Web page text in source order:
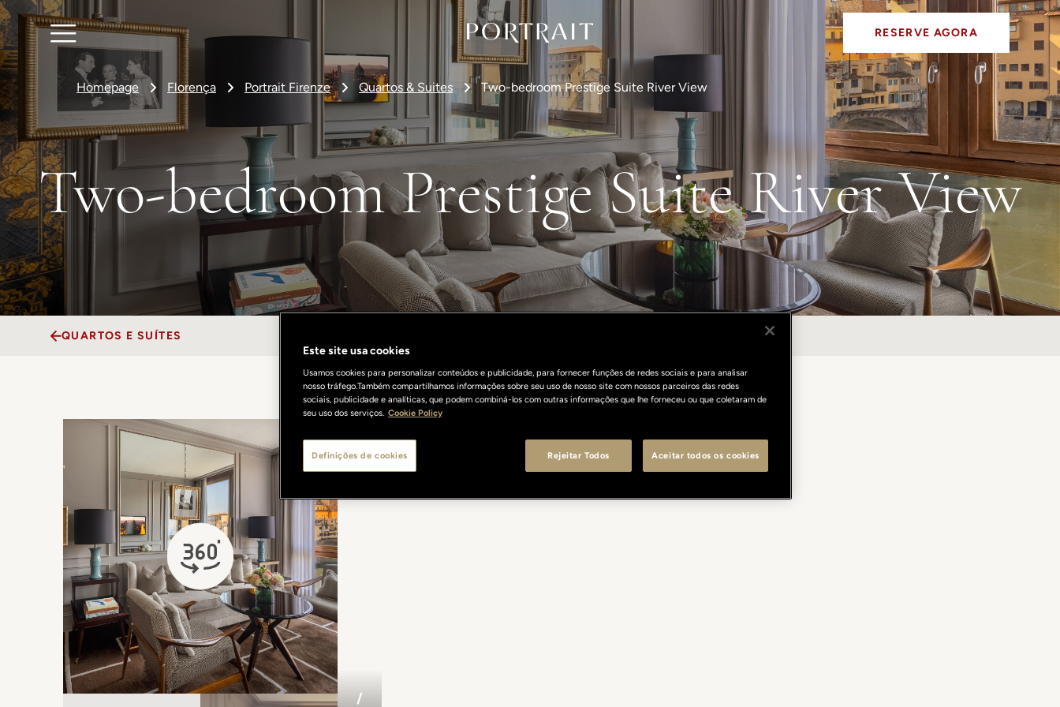
RESERVE AGORA
Homepage Florença Portrait Firenze Quartos & Suites Two-bedroom Prestige Suite River View
Two-bedroom Prestige Suite River View
QUARTOS E SUÍTES
/
Este site usa cookies
Usamos cookies para personalizar conteúdos e publicidade, para fornecer funções de redes sociais e para analisar
nosso tráfego.Também compartilhamos informações sobre seu uso de nosso site com nossos parceiros das redes
sociais, publicidade e analíticas, que podem combiná-los com outras informações que lhe forneceu ou que coletaram de
seu uso dos serviços. Cookie Policy
Rejeitar Todos Aceitar todos os cookies
Definições de cookies